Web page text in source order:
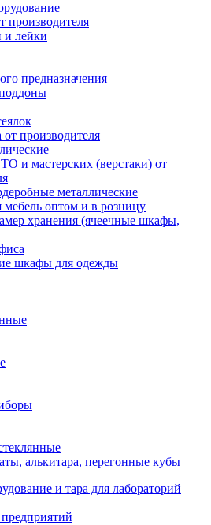
производителя
и лейки
предназначения
производителя
и мастерских (верстаки) от
металлические
оптом и в розницу
хранения (ячеечные шкафы,
шкафы для одежды
алькитара, перегонные кубы
и тара для лабораторий